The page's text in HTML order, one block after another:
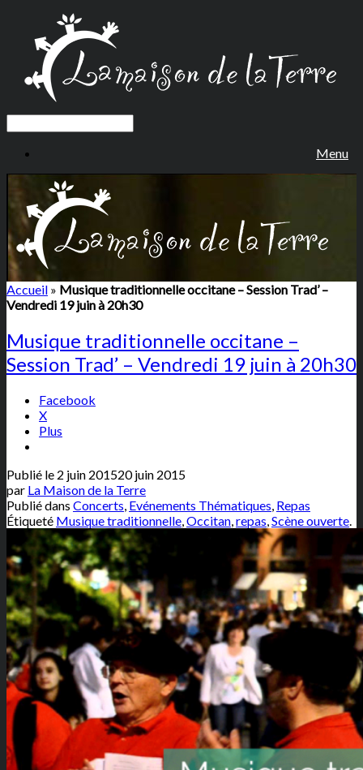
Menu
Accueil » Musique traditionnelle occitane – Session Trad’ –
Vendredi 19 juin à 20h30
Musique traditionnelle occitane –
Session Trad’ – Vendredi 19 juin à 20h30
Facebook
X
Plus
Publié le 2 juin 201520 juin 2015
par La Maison de la Terre
Publié dans Concerts, Evénements Thématiques, Repas
Étiqueté Musique traditionnelle,Occitan,repas,Scène ouverte.